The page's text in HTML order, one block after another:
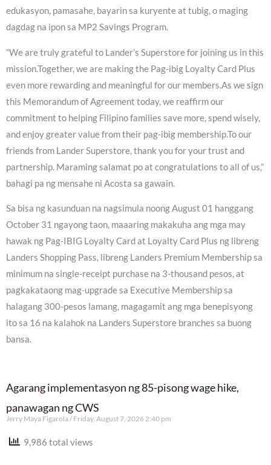
edukasyon, pamasahe, bayarin sa kuryente at tubig, o maging
dagdag na ipon sa MP2 Savings Program.
“We are truly grateful to Lander’s Superstore for joining us in this
mission.Together, we are making the Pag-ibig Loyalty Card Plus
even more rewarding and meaningful for our members.As we sign
this Memorandum of Agreement today, we reaffirm our
commitment to helping Filipino families save more, spend wisely,
and enjoy greater value from their pag-ibig membership.To our
friends from Lander Superstore, thank you for your trust and
partnership. Maraming salamat po at congratulations to all of us,”
bahagi pa ng mensahe ni Acosta sa gawain.
Sa bisa ng kasunduan na nagsimula noong August 01 hanggang
October 31 ngayong taon, maaaring makakuha ang mga may
hawak ng Pag-IBIG Loyalty Card at Loyalty Card Plus ng libreng
Landers Shopping Pass, libreng Landers Premium Membership sa
minimum na single-receipt purchase na 3-thousand pesos, at
pagkakataong mag-upgrade sa Executive Membership sa
halagang 300-pesos lamang, magagamit ang mga benepisyong
ito sa 16 na kalahok na Landers Superstore branches sa buong
bansa.
Agarang implementasyon ng 85-pisong wage hike,
panawagan ng CWS
Jerry Maya Figarola Friday, August 7, 2026 2:40 pm
9,986 total views